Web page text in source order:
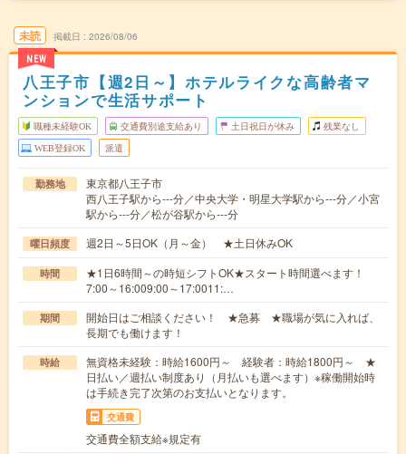
未読
NEW
掲載日 2026/08/06
八王子市【週2日～】ホテルライクな高齢者マ
ンションで生活サポート
職種未経験OK 交通費別途支給あり 土日祝日が休み 残業なし
WEB登録OK 派遣
勤務地
東京都八王子市
西八王子駅から---分／中央大学・明星大学駅から---分／小宮
駅から---分／松が谷駅から---分
曜日頻度 週2日～5日OK（月～金） ★土日休みOK
時間
★1日6時間～の時短シフトOK★スタート時間選べます！
7:00～16:009:00～17:0011:…
期間
開始日はご相談ください！ ★急募 ★職場が気に入れば、
長期でも働けます！
時給
無資格未経験：時給1600円～ 経験者：時給1800円～ ★
日払い／週払い制度あり（月払いも選べます）※稼働開始時
は手続き完了次第のお支払いとなります。
交通費
交通費全額支給※規定有